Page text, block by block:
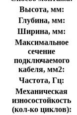
Высота, мм:
Глубина, мм:
Ширина, мм:
Максимальное
сечение
подключаемого
кабеля, мм2:
Частота, Гц:
Механическая
износостойкость
(кол-ко циклов):